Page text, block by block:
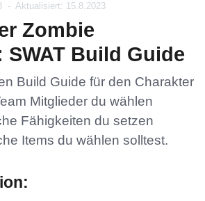
- Aktualisiert: 15.8.2023
Zombie
Build Guide
Build Guide für den Charakter
Mitglieder du wählen
Fähigkeiten du setzen
Items du wählen solltest.